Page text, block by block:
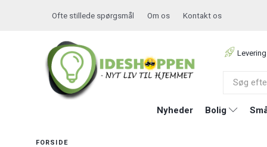
Ofte stillede spørgsmål Om os Kontakt os
Nyheder Bolig
FORSIDE